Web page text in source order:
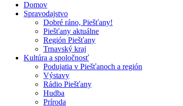
Domov
Spravodajstvo
Dobré ráno, Piešťany!
Piešťany aktuálne
Región Piešťany
Trnavský kraj
Kultúra a spoločnosť
Podujatia v Piešťanoch a región
Výstavy
Rádio Piešťany
Hudba
Príroda